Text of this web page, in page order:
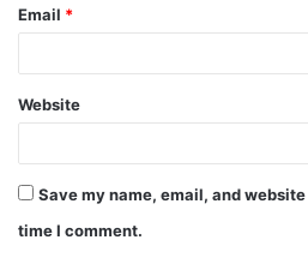
Email *
Website
Save my name, email, and
time I comment.